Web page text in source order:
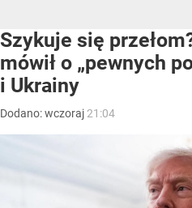
Szykuje się
mówił o „pewnych
i Ukrainy
Dodano:wczoraj 21:04